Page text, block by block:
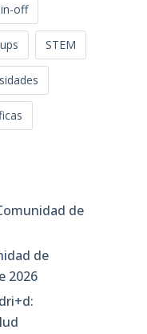
off
STEM
de
de
2026